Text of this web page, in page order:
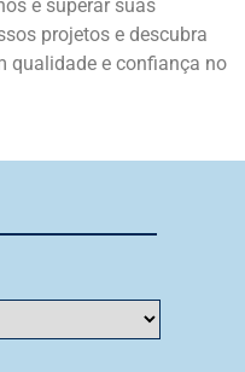
e superar suas
projetos e descubra
qualidade e confiança no